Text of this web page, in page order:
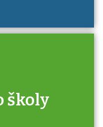
školy
a kde